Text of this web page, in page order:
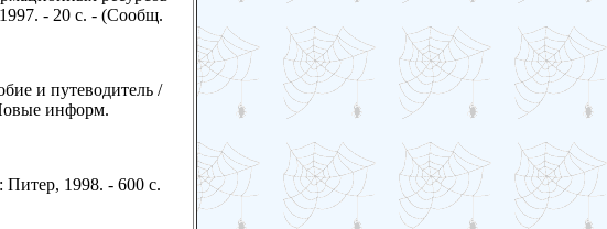
- 20 с. - (Сообщ.
и путеводитель /
информ.
1998. - 600 с.